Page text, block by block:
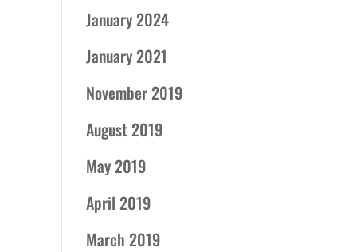
January 2024
January 2021
November 2019
August 2019
May 2019
April 2019
March 2019